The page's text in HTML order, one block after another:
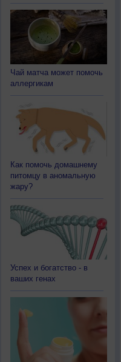
Чай матча может помочь
аллергикам
Как помочь домашнему
питомцу в аномальную
жару?
Успех и богатство - в
ваших генах